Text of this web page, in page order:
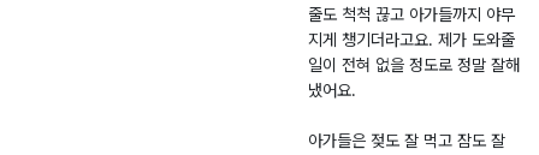
줄도 척척 끊고 아가들까지 야무
지게 챙기더라고요. 제가 도와줄
일이 전혀 없을 정도로 정말 잘해
냈어요.
아가들은 젖도 잘 먹고 잠도 잘